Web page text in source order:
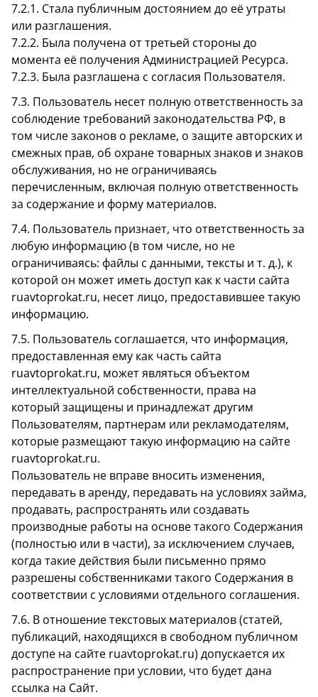
7.2.1. Стала публичным достоянием до её утраты
или разглашения.
7.2.2. Была получена от третьей стороны до
момента её получения Администрацией Ресурса.
7.2.3. Была разглашена с согласия Пользователя.
7.3. Пользователь несет полную ответственность за
соблюдение требований законодательства РФ, в
том числе законов о рекламе, о защите авторских и
смежных прав, об охране товарных знаков и знаков
обслуживания, но не ограничиваясь
перечисленным, включая полную ответственность
за содержание и форму материалов.
7.4. Пользователь признает, что ответственность за
любую информацию (в том числе, но не
ограничиваясь: файлы с данными, тексты и т. д.), к
которой он может иметь доступ как к части сайта
ruavtoprokat.ru, несет лицо, предоставившее такую
информацию.
7.5. Пользователь соглашается, что информация,
предоставленная ему как часть сайта
ruavtoprokat.ru, может являться объектом
интеллектуальной собственности, права на
который защищены и принадлежат другим
Пользователям, партнерам или рекламодателям,
которые размещают такую информацию на сайте
ruavtoprokat.ru.
Пользователь не вправе вносить изменения,
передавать в аренду, передавать на условиях займа,
продавать, распространять или создавать
производные работы на основе такого Содержания
(полностью или в части), за исключением случаев,
когда такие действия были письменно прямо
разрешены собственниками такого Содержания в
соответствии с условиями отдельного соглашения.
7.6. В отношение текстовых материалов (статей,
публикаций, находящихся в свободном публичном
доступе на сайте ruavtoprokat.ru) допускается их
распространение при условии, что будет дана
ссылка на Сайт.